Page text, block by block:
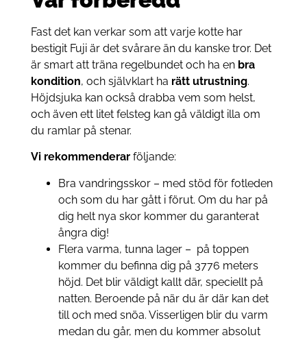
Fast det kan verkar som att varje kotte har
bestigit Fuji är det svårare än du kanske tror. Det
är smart att träna regelbundet och ha en bra
kondition, och självklart ha rätt utrustning.
Höjdsjuka kan också drabba vem som helst,
och även ett litet felsteg kan gå väldigt illa om
du ramlar på stenar.
Vi rekommenderar följande:
Bra vandringsskor – med stöd för fotleden
och som du har gått i förut. Om du har på
dig helt nya skor kommer du garanterat
ångra dig!
Flera varma, tunna lager – på toppen
kommer du befinna dig på 3776 meters
höjd. Det blir väldigt kallt där, speciellt på
natten. Beroende på när du är där kan det
till och med snöa. Visserligen blir du varm
medan du går, men du kommer absolut